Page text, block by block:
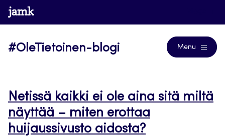
Siirry
suoraan
www.jamk.fi
#OleTietoinen-blogi Menu
Netissä kaikki ei ole aina sitä miltä
näyttää – miten erottaa
huijaussivusto aidosta?